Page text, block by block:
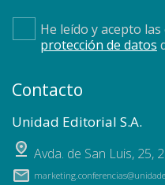
He leído y acepto
protección de datos
Contacto
Unidad Editorial S.A.
Avda. de San Luis, 25,